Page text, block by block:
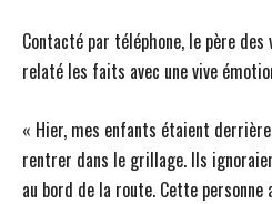
Contacté par téléphone, le père
relaté les faits avec une vive
« Hier, mes enfants étaient
rentrer dans le grillage. Ils
au bord de la route. Cette personne